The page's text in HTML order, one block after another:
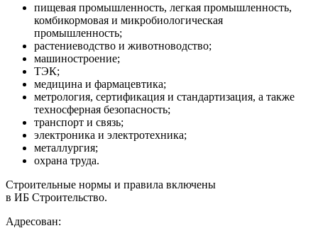
пищевая промышленность, легкая промышленность,
комбикормовая и микробиологическая
промышленность;
растениеводство и животноводство;
машиностроение;
ТЭК;
медицина и фармацевтика;
метрология, сертификация и стандартизация, а также
техносферная безопасность;
транспорт и связь;
электроника и электротехника;
металлургия;
охрана труда.
Строительные нормы и правила включены
в ИБ Строительство.
Адресован: